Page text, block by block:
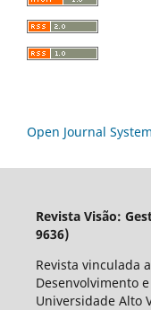
Open Journal
Revista Visão:
9636)
Revista vinculada
Desenvolvimento e
Universidade Alto